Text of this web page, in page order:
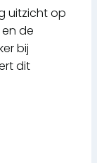
uitzicht op
de
bij
dit